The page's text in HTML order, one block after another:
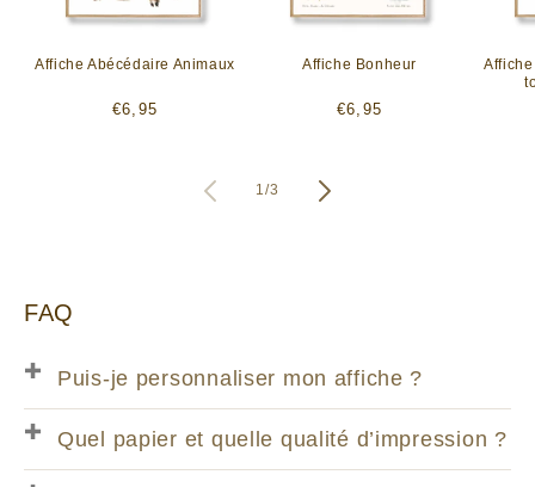
Affiche Abécédaire Animaux
Prix
€6,95
Affiche Bonheur
Prix
€6,95
1/de
3
FAQ
Puis-je personnaliser mon affiche ?
Quel papier et quelle qualité d’impression ?